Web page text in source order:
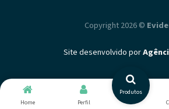
Copyright 2026 ©
Site desenvolvido por
Home Perfil
Produtos